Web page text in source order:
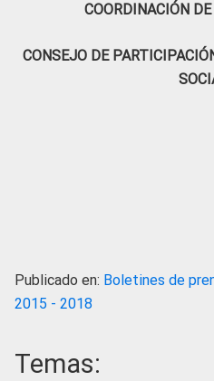
COORDINACIÓN
CONSEJO DE
Publicado en: Boletines de
2015 - 2018
Temas: